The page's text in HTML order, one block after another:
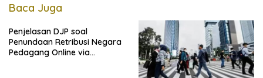
Baca Juga
Penjelasan DJP soal
Penundaan Retribusi Negara
Pedagang Online via